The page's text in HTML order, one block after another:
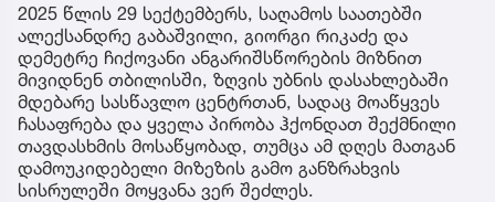
2025 წლის 29 სექტემბერს, საღამოს საათებში
ალექსანდრე გაბაშვილი, გიორგი რიკაძე და
დემეტრე ჩიქოვანი ანგარიშსწორების მიზნით
მივიდნენ თბილისში, ზღვის უბნის დასახლებაში
მდებარე სასწავლო ცენტრთან, სადაც მოაწყვეს
ჩასაფრება და ყველა პირობა ჰქონდათ შექმნილი
თავდასხმის მოსაწყობად, თუმცა ამ დღეს მათგან
დამოუკიდებელი მიზეზის გამო განზრახვის
სისრულეში მოყვანა ვერ შეძლეს.